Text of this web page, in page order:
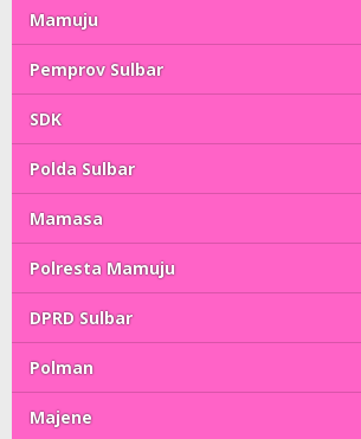
Mamuju
Pemprov Sulbar
SDK
Polda Sulbar
Mamasa
Polresta Mamuju
DPRD Sulbar
Polman
Majene